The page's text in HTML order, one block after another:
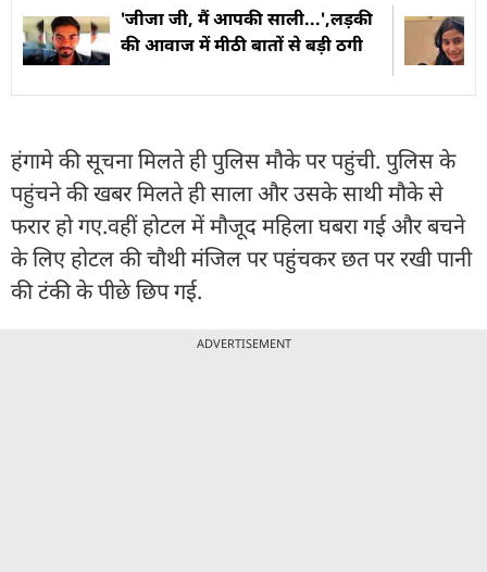
'जीजा जी, मैं आपकी साली...',लड़की
की आवाज में मीठी बातों से बड़ी ठगी
हंगामे की सूचना मिलते ही पुलिस मौके पर पहुंची. पुलिस के
पहुंचने की खबर मिलते ही साला और उसके साथी मौके से
फरार हो गए.वहीं होटल में मौजूद महिला घबरा गई और बचने
के लिए होटल की चौथी मंजिल पर पहुंचकर छत पर रखी पानी
की टंकी के पीछे छिप गई.
ADVERTISEMENT